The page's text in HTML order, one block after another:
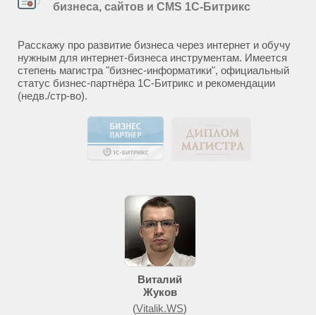
бизнеса, сайтов и CMS 1С-Битрикс
Расскажу про развитие бизнеса через интернет и обучу
нужным для интернет-бизнеса инструментам. Имеется
степень магистра "бизнес-информатики", официальный
статус бизнес-партнёра 1С-Битрикс и рекомендации
(недв./стр-во).
Виталий
Жуков
(Vitalik.WS)